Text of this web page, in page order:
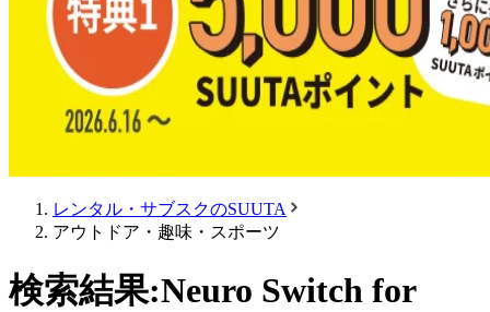
レンタル・サブスクのSUUTA
アウトドア・趣味・スポーツ
検索結果:Neuro Switch for